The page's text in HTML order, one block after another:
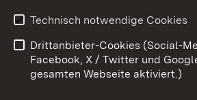
Impressum
Cookies
Technisch notwendige Cookies
Drittanbieter-Cookies (Social-
Facebook, X / Twitter und
gesamten Webseite aktiviert.)